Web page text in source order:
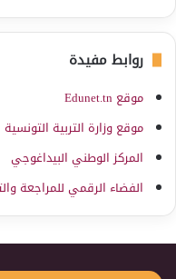
روابط مفيدة
موقع Edunet.tn
موقع وزارة التربية التونسية
المركز الوطني البيداغوجي
الفضاء الرقمي للمراجعة